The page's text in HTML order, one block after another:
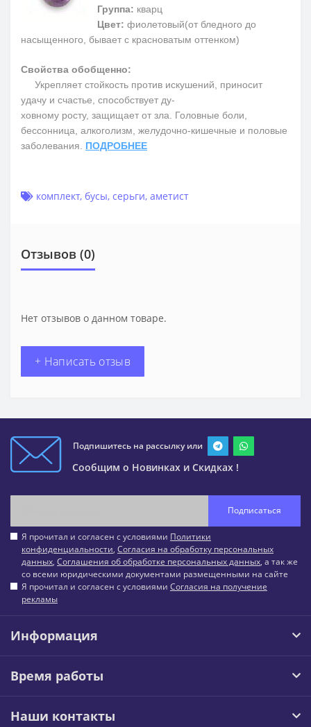
Группа: кварц
Цвет: фиолетовый(от бледного до
насыщенного, бывает с красноватым оттенком)
Свойства обобщенно:
Укрепляет стойкость против искушений, приносит
удачу и счастье, способствует ду-
ховному росту, защищает от зла. Головные боли,
бессонница, алкоголизм, желудочно-кишечные и половые
заболевания. ПОДРОБНЕЕ
комплект, бусы, серьги, аметист
Отзывов (0)
Нет отзывов о данном товаре.
+ Написать отзыв
Подпишитесь на рассылку или
Сообщим о Новинках и Скидках !
Подписаться
Я прочитал и согласен с условиями Политики
конфиденциальности, Согласия на обработку персональных
данных, Соглашения об обработке персональных данных, а так же
со всеми юридическими документами размещенными на сайте
Я прочитал и согласен с условиями Согласия на получение
рекламы
Информация
Время работы
Наши контакты